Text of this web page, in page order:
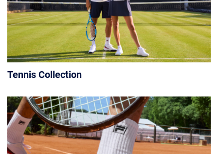
Tennis Collection